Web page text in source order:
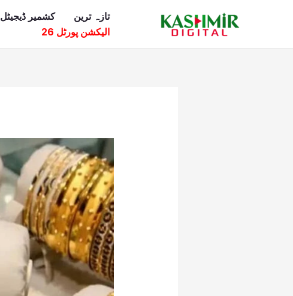
تازہ ترین کشمیر ڈیجیٹل
الیکشن پورٹل 26